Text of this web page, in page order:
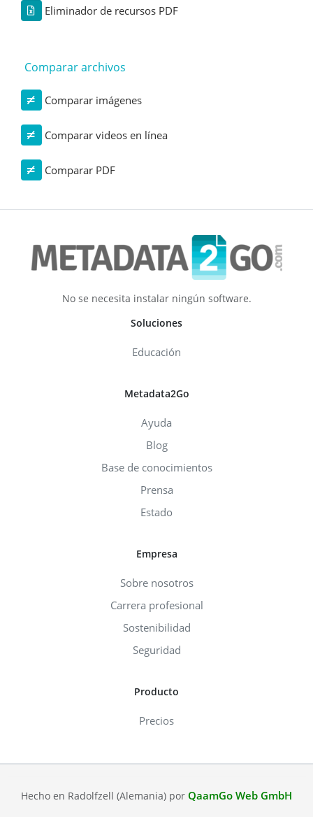
Eliminador de recursos PDF
Comparar archivos
Comparar imágenes
Comparar videos en línea
Comparar PDF
No se necesita instalar ningún software.
Soluciones
Educación
Metadata2Go
Ayuda
Blog
Base de conocimientos
Prensa
Estado
Empresa
Sobre nosotros
Carrera profesional
Sostenibilidad
Seguridad
Producto
Precios
Hecho en Radolfzell (Alemania) por QaamGo Web GmbH